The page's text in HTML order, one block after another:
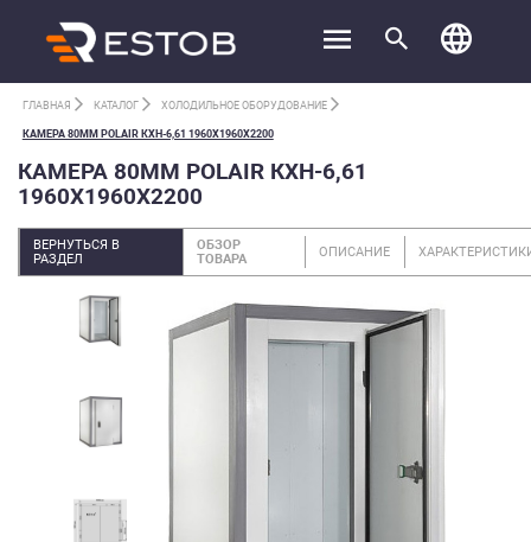
ГЛАВНАЯ КАТАЛОГ ХОЛОДИЛЬНОЕ ОБОРУДОВАНИЕ
КАМЕРА 80ММ POLAIR КХН-6,61 1960Х1960Х2200
КАМЕРА 80ММ POLAIR КХН-6,61
1960Х1960Х2200
ВЕРНУТЬСЯ В
РАЗДЕЛ
ОБЗОР
ТОВАРА
ОПИСАНИЕ